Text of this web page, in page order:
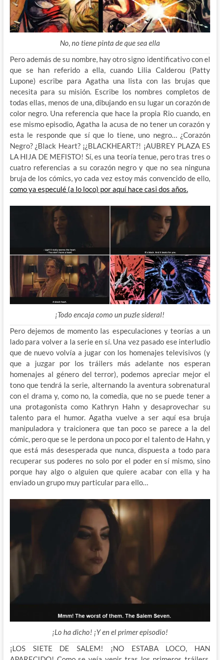
No, no tiene pinta de que sea ella
Pero además de su nombre, hay otro signo identificativo con el
que se han referido a ella, cuando Lilia Calderou (Patty
Lupone) escribe para Agatha una lista con las brujas que
necesita para su misión. Escribe los nombres completos de
todas ellas, menos de una, dibujando en su lugar un corazón de
color negro. Una referencia que hace la propia Rio cuando, en
ese mismo episodio, Agatha la acusa de no tener un corazón y
esta le responde que sí que lo tiene, uno negro… ¿Corazón
Negro? ¿Black Heart? ¡¿BLACKHEART?! ¡AUBREY PLAZA ES
LA HIJA DE MEFISTO! Sí, es una teoría tenue, pero tras tres o
cuatro referencias a su corazón negro y que no sea ninguna
bruja de los cómics, yo cada vez estoy más convencido de ello,
como ya especulé (a lo loco) por aquí hace casi dos años.
¡Todo encaja como un puzle sideral!
Pero dejemos de momento las especulaciones y teorías a un
lado para volver a la serie en sí. Una vez pasado ese interludio
que de nuevo volvía a jugar con los homenajes televisivos (y
que a juzgar por los tráilers más adelante nos esperan
homenajes al género del terror), podemos apreciar mejor el
tono que tendrá la serie, alternando la aventura sobrenatural
con el drama y, como no, la comedia, que no se puede tener a
una protagonista como Kathryn Hahn y desaprovechar su
talento para el humor. Agatha vuelve a ser aquí esa bruja
manipuladora y traicionera que tan poco se parece a la del
cómic, pero que se le perdona un poco por el talento de Hahn, y
que está más desesperada que nunca, dispuesta a todo para
recuperar sus poderes no solo por el poder en sí mismo, sino
porque hay algo o alguien que quiere acabar con ella y ha
enviado un grupo muy particular para ello…
¡Lo ha dicho! ¡Y en el primer episodio!
¡LOS SIETE DE SALEM! ¡NO ESTABA LOCO, HAN